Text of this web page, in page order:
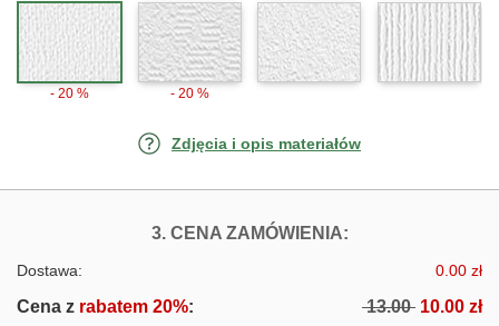
- 20 % - 20 %
Zdjęcia i opis materiałów
3. CENA ZAMÓWIENIA:FOTOTAPETY
Dostawa: 0.00 zł
Cena z rabatem 20%: 13.00 10.00 zł